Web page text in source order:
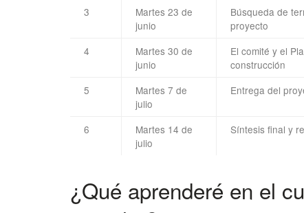
3
Martes 23 de
junio
Búsqueda de
proyecto
4
Martes 30 de
junio
El comité y el
construcción
5
Martes 7 de
julio
Entrega del
6
Martes 14 de
julio
Síntesis final y
¿Qué aprenderé en el